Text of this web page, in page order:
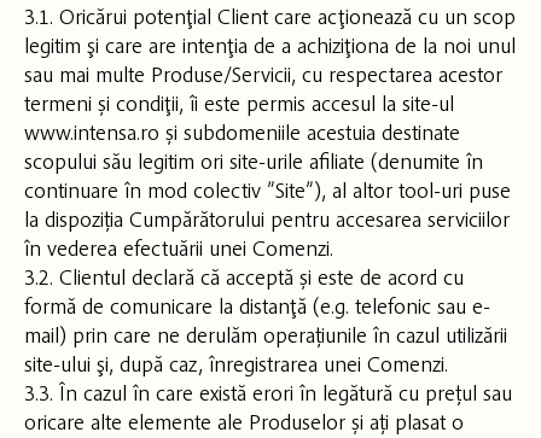
3.1. Oricărui potenţial Client care acţionează cu un scop
legitim şi care are intenţia de a achiziţiona de la noi unul
sau mai multe Produse/Servicii, cu respectarea acestor
termeni și condiţii, îi este permis accesul la site-ul
www.intensa.ro și subdomeniile acestuia destinate
scopului său legitim ori site-urile afiliate (denumite în
continuare în mod colectiv ”Site”), al altor tool-uri puse
la dispoziția Cumpărătorului pentru accesarea serviciilor
în vederea efectuării unei Comenzi.
3.2. Clientul declară că acceptă și este de acord cu
formă de comunicare la distanţă (e.g. telefonic sau e-
mail) prin care ne derulăm operațiunile în cazul utilizării
site-ului şi, după caz, înregistrarea unei Comenzi.
3.3. În cazul în care există erori în legătură cu prețul sau
oricare alte elemente ale Produselor și ați plasat o